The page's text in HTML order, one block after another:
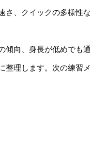
さ、クイックの多様性
傾向、身長が低めでも
整理します。次の練習